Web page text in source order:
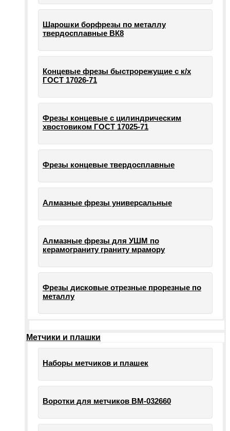
Шарошки борфрезы по металлу
твердосплавные ВК8
Концевые фрезы быстрорежущие с к/х
ГОСТ 17026-71
Фрезы концевые с цилиндрическим
хвостовиком ГОСТ 17025-71
Фрезы концевые твердосплавные
Алмазные фрезы универсальные
Алмазные фрезы для УШМ по
керамограниту граниту мрамору
Фрезы дисковые отрезные прорезные по
металлу
Метчики и плашки
Наборы метчиков и плашек
Воротки для метчиков ВМ-032660